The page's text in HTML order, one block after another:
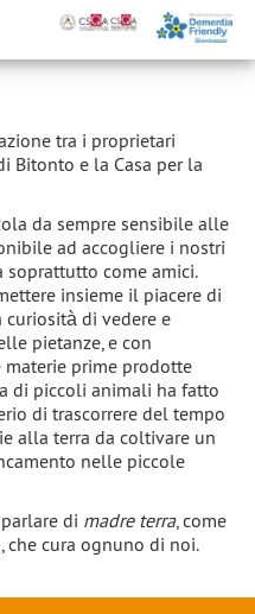
tra i proprietari
Bitonto e la Casa per la
da sempre sensibile alle
ad accogliere i nostri
soprattutto come amici.
insieme il piacere di
di vedere e
pietanze, e con
materie prime prodotte
di piccoli animali ha fatto
di trascorrere del tempo
alla terra da coltivare un
nelle piccole
di madre terra, come
che cura ognuno di noi.